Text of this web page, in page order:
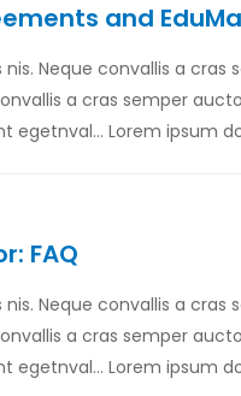
and
Neque convallis a
a cras semper
egetnval… Lorem ipsum
FAQ
Neque convallis a
a cras semper
egetnval… Lorem ipsum